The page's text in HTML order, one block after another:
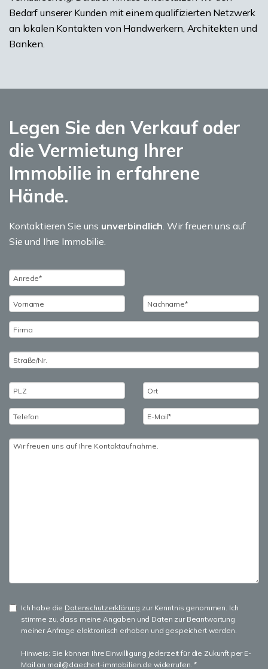
Bedarf unserer Kunden mit einem qualifizierten Netzwerk
an lokalen Kontakten von Handwerkern, Architekten und
Banken.
Legen Sie den Verkauf oder
die Vermietung Ihrer
Immobilie in erfahrene
Hände.
Kontaktieren Sie uns unverbindlich. Wir freuen uns auf
Sie und Ihre Immobilie.
Ich habe die Datenschutzerklärung zur Kenntnis genommen. Ich
stimme zu, dass meine Angaben und Daten zur Beantwortung
meiner Anfrage elektronisch erhoben und gespeichert werden.
Hinweis: Sie können Ihre Einwilligung jederzeit für die Zukunft per E-
Mail an mail@daechert-immobilien.de widerrufen. *